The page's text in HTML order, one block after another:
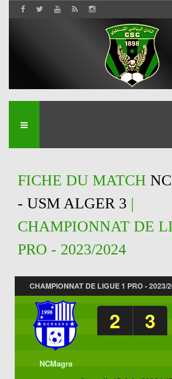
FICHE DU MATCH
- USM ALGER 3 |
CHAMPIONNAT DE
PRO - 2023/2024
CHAMPIONNAT DE LIGUE 1 PRO - 2023/
2 3
NCMagra